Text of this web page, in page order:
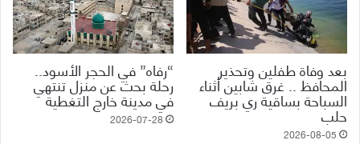
بعد وفاة طفلين وتحذير
المحافظ .. غرق شابين أثناء
السباحة بساقية ري بريف
حلب
2026-08-05
“رفاه” في الحجر الأسود..
رحلة بحث عن منزل تنتهي
في مدينة خارج التغطية
2026-07-28